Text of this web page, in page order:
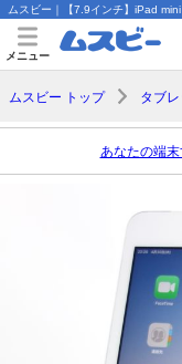
ムスビー｜【7.9インチ】iPad
メニュー
ムスビー トップ タブレ
あなたの端